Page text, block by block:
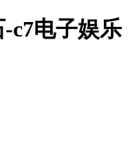
c7电子娱乐